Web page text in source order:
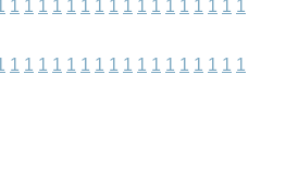
1 1 1 1 1 1 1 1 1 1 1 1 1 1 1 1 1
1 1 1 1 1 1 1 1 1 1 1 1 1 1 1 1 1